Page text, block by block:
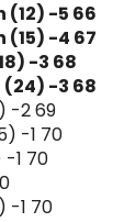
(12) -5 66
(15) -4 67
-3 68
-3 68
-2 69
-1 70
-1 70
-1 70